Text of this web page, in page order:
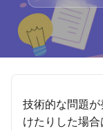
技術的な問題
けたりした場